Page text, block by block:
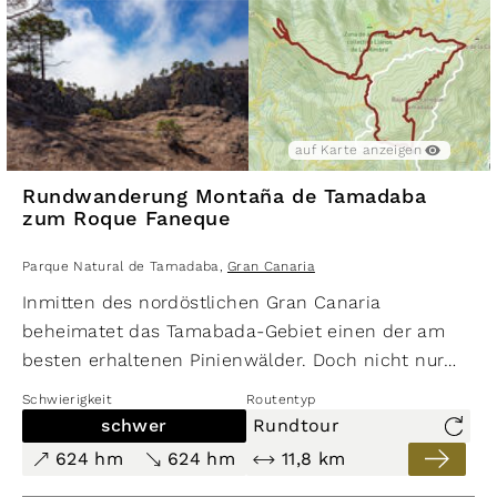
auf Karte anzeigen
Rundwanderung Montaña de Tamadaba
zum Roque Faneque
Parque Natural de Tamadaba Gran Canaria
Inmitten des nordöstlichen Gran Canaria
beheimatet das Tamabada-Gebiet einen der am
besten erhaltenen Pinienwälder. Doch nicht nur
Steilhängen und Bergmassiven ist es ein wahrlich
einzigartiges Naturwunder. Die Tour zum Gipfel des
Tamadaba-Massivs und weiter zum
Schwierigkeit Routentyp
schwer
Rundtour
624 hm
624 hm 11,8 km